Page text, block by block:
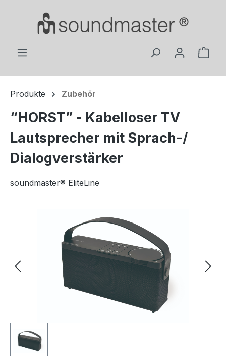
Zum Hauptinhalt springen
Produkte Zubehör
“HORST” - Kabelloser TV
Lautsprecher mit Sprach-/
Dialogverstärker
soundmaster® EliteLine